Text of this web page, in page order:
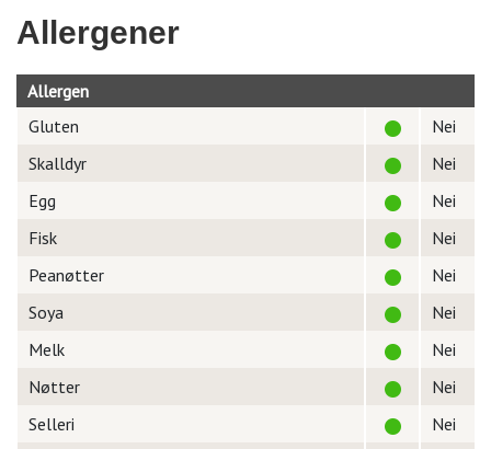
Allergener
Allergen
Gluten
Nei
Skalldyr
Nei
Egg
Nei
Fisk
Nei
Peanøtter
Nei
Soya
Nei
Melk
Nei
Nøtter
Nei
Selleri
Nei